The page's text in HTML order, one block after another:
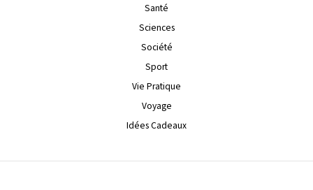
Santé
Sciences
Société
Sport
Vie Pratique
Voyage
Idées Cadeaux